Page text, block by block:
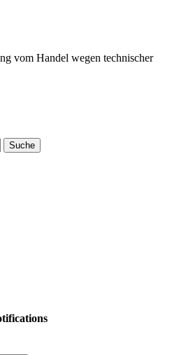
vom Handel wegen technischer
Suche